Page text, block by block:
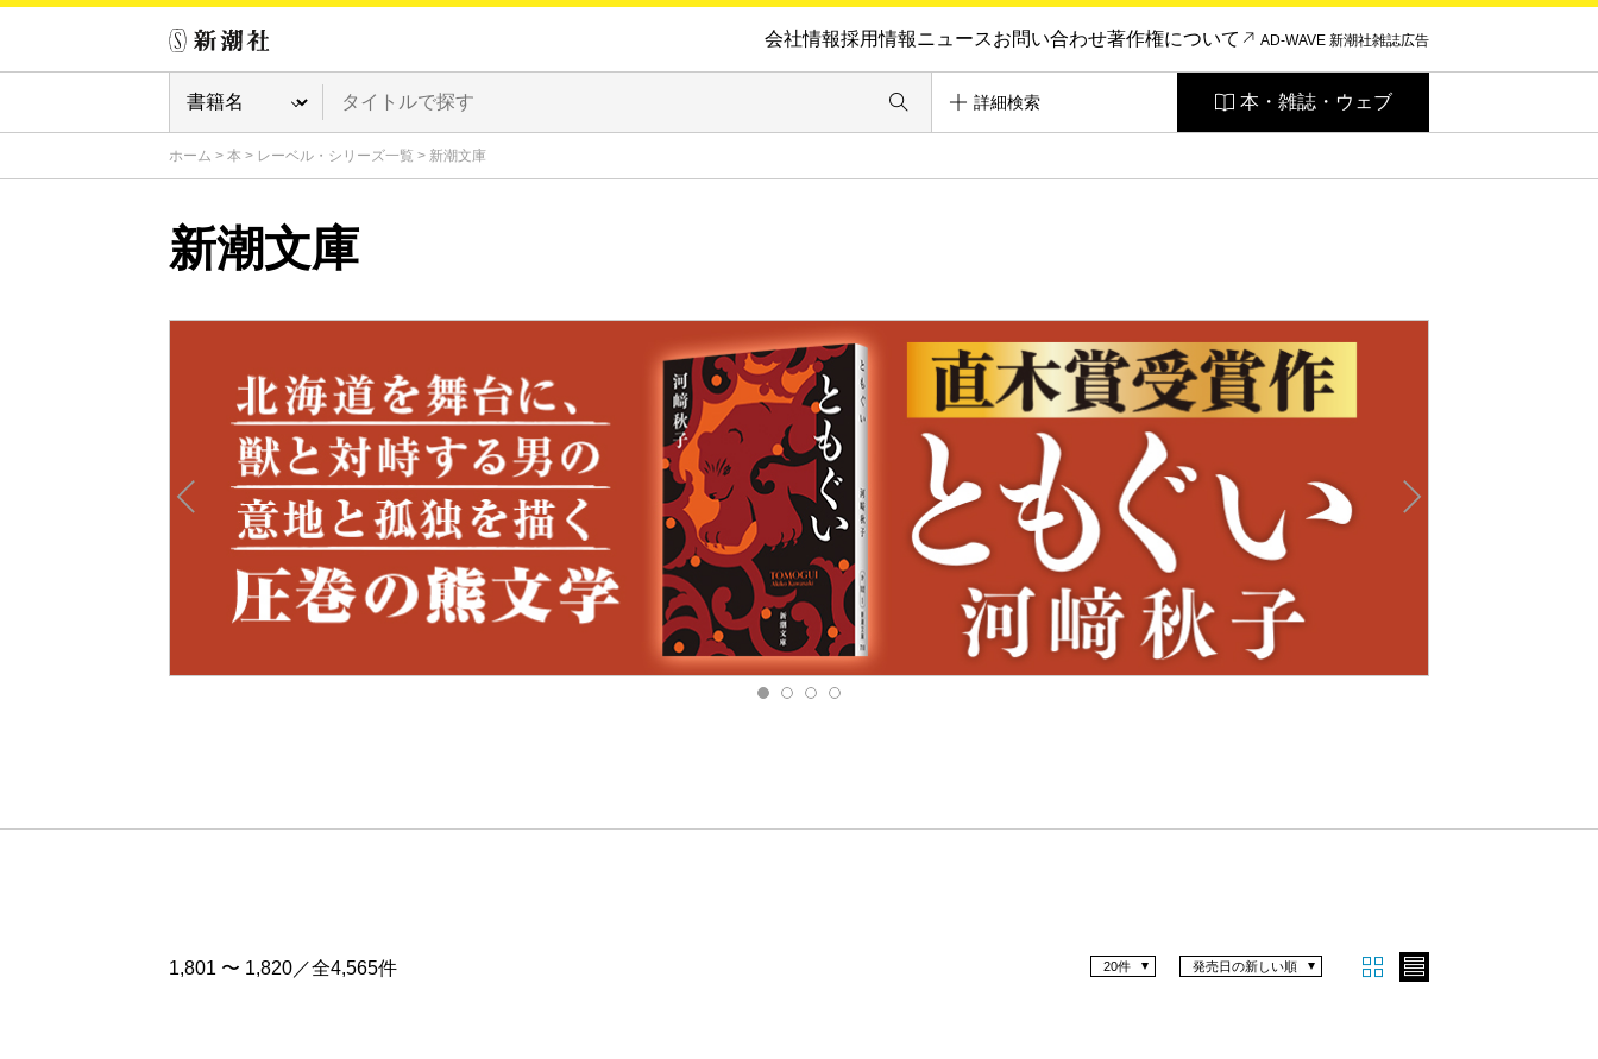
会社情報採用情報ニュースお問い合わせ著作権について AD-WAVE 新潮社雑誌広告
詳細検索 本・雑誌・ウェブ
ホーム > 本 > レーベル・シリーズ一覧 > 新潮文庫
新潮文庫
1,801 〜 1,820／全4,565件 発売日の新しい順
20件